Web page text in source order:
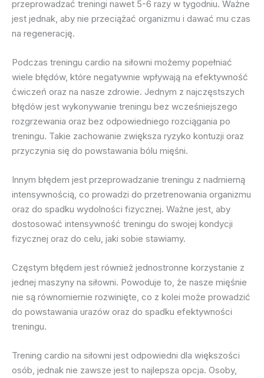
przeprowadzać treningi nawet 5-6 razy w tygodniu. Ważne
jest jednak, aby nie przeciążać organizmu i dawać mu czas
na regenerację.
Podczas treningu cardio na siłowni możemy popełniać
wiele błędów, które negatywnie wpływają na efektywność
ćwiczeń oraz na nasze zdrowie. Jednym z najczęstszych
błędów jest wykonywanie treningu bez wcześniejszego
rozgrzewania oraz bez odpowiedniego rozciągania po
treningu. Takie zachowanie zwiększa ryzyko kontuzji oraz
przyczynia się do powstawania bólu mięśni.
Innym błędem jest przeprowadzanie treningu z nadmierną
intensywnością, co prowadzi do przetrenowania organizmu
oraz do spadku wydolności fizycznej. Ważne jest, aby
dostosować intensywność treningu do swojej kondycji
fizycznej oraz do celu, jaki sobie stawiamy.
Częstym błędem jest również jednostronne korzystanie z
jednej maszyny na siłowni. Powoduje to, że nasze mięśnie
nie są równomiernie rozwinięte, co z kolei może prowadzić
do powstawania urazów oraz do spadku efektywności
treningu.
Trening cardio na siłowni jest odpowiedni dla większości
osób, jednak nie zawsze jest to najlepsza opcja. Osoby,